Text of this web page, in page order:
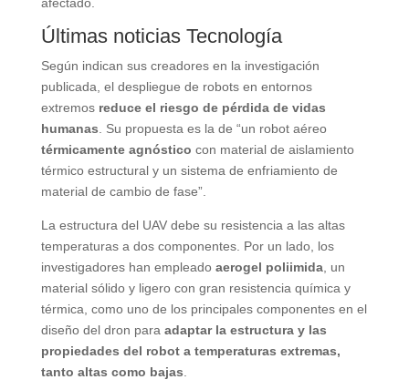
Últimas noticias Tecnología
Según indican sus creadores en la investigación
publicada, el despliegue de robots en entornos
extremos reduce el riesgo de pérdida de vidas
humanas . Su propuesta es la de “un robot aéreo
térmicamente agnóstico con material de aislamiento
térmico estructural y un sistema de enfriamiento de
material de cambio de fase”.
La estructura del UAV debe su resistencia a las altas
temperaturas a dos componentes. Por un lado, los
investigadores han empleado aerogel poliimida, un
material sólido y ligero con gran resistencia química y
térmica, como uno de los principales componentes en el
diseño del dron para adaptar la estructura y las
propiedades del robot a temperaturas extremas,
tanto altas como bajas